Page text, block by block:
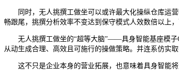
同时，无人挑撰工做坐可以或许最大化操纵仓库运营
畅跟尾，挑撰分析效率不变达到保守模式人效数倍以上
无人挑撰工做坐的“超等大脑”——具身智能基座模子
从动生成合理、高效且可施行的操做策略。并连系仿实
这不只是企业本身的营业拓展，也意味着具身智能将